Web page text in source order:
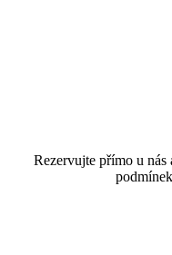
Rezervujte přímo u